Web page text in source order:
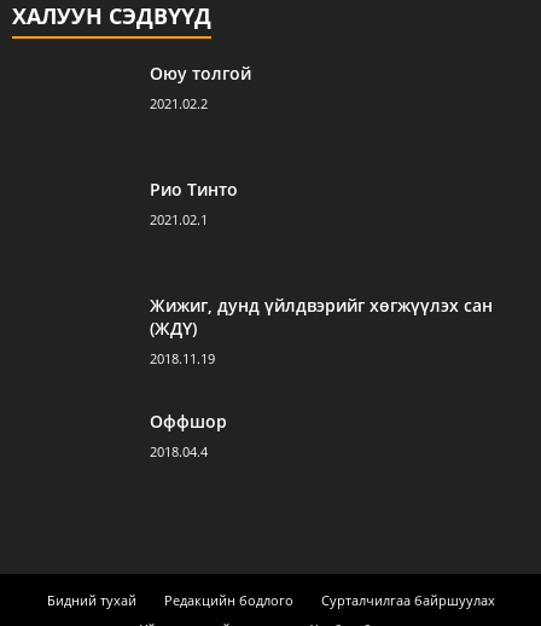
ХАЛУУН СЭДВҮҮД
Оюу толгой
2021.02.2
Рио Тинто
2021.02.1
Жижиг, дунд үйлдвэрийг хөгжүүлэх сан
(ЖДҮ)
2018.11.19
Оффшор
2018.04.4
Бидний тухай Редакцийн бодлого
Сурталчилгаа байршуулах